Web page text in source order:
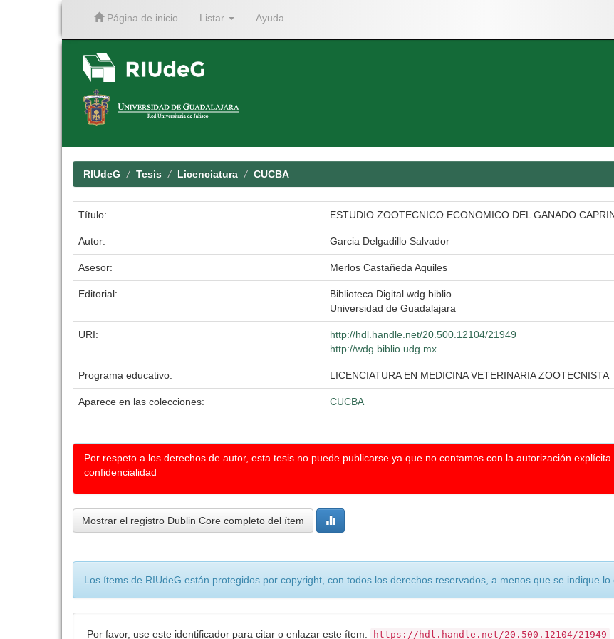
Página de inicio Listar Ayuda
RIUdeG Tesis Licenciatura CUCBA
Título: ESTUDIO ZOOTECNICO ECONOMICO DEL GANADO
Autor: Garcia Delgadillo Salvador
Asesor: Merlos Castañeda Aquiles
Editorial:
Biblioteca Digital wdg.biblio
Universidad de Guadalajara
URI:
http://hdl.handle.net/20.500.12104/21949
http://wdg.biblio.udg.mx
Programa educativo: LICENCIATURA EN MEDICINA VETERINARIA ZOOTECNISTA
Aparece en las colecciones: CUCBA
Por respeto a los derechos de autor, esta tesis no puede publicarse ya que no contamos con la autorización
confidencialidad
Mostrar el registro Dublin Core completo del ítem
Los ítems de RIUdeG están protegidos por copyright, con todos los derechos reservados, a menos que se indique lo
Por favor, use este identificador para citar o enlazar este ítem: https://hdl.handle.net/20.500.12104/21949